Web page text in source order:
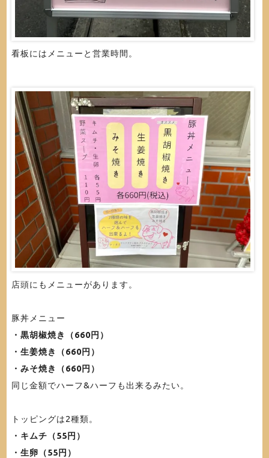
看板にはメニューと営業時間。
店頭にもメニューがあります。
豚丼メニュー
・黒胡椒焼き（660円）
・生姜焼き（660円）
・みそ焼き（660円）
同じ金額でハーフ&ハーフも出来るみたい。
トッピングは2種類。
・キムチ（55円）
・生卵（55円）